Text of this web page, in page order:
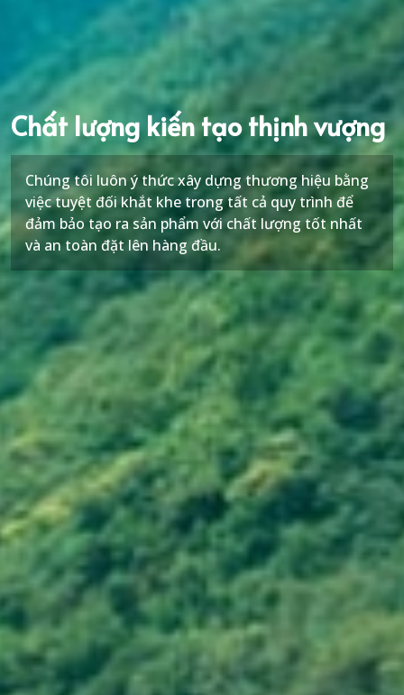
Chất lượng kiến tạo thịnh vượng
Chúng tôi luôn ý thức xây dựng thương hiệu bằng
việc tuyệt đối khắt khe trong tất cả quy trình để
đảm bảo tạo ra sản phẩm với chất lượng tốt nhất
và an toàn đặt lên hàng đầu.